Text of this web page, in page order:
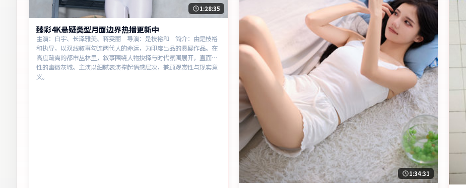
1:28:35
臻彩4K悬疑类型月面边界热播更新中
主演：白宇、长泽雅美、蒋雯丽 导演：是枝裕和 简介：由是枝裕
和执导，以双线叙事勾连两代人的命运，为印度出品的悬疑作品。在
高度疏离的都市丛林里，叙事围绕人物抉择与时代氛围展开，直面人
性的幽微灰域。主演以细腻表演撑起情感层次，兼顾观赏性与现实意
义。
1:34:31